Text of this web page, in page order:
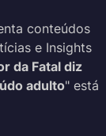
conteúdos
e Insights
da Fatal diz
adulto" está